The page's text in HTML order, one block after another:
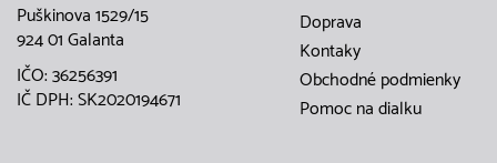
Puškinova 1529/15
924 01 Galanta
IČO: 36256391
IČ DPH: SK2020194671
Doprava
Kontaky
Obchodné podmienky
Pomoc na dialku